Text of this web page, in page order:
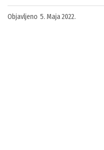
Objavljeno 5. Maja 2022.